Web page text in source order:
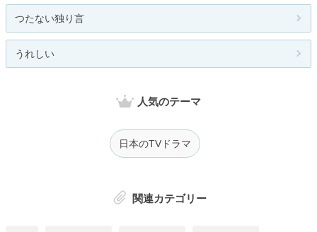
つたない独り言
うれしい
人気のテーマ
日本のTVドラマ
関連カテゴリー